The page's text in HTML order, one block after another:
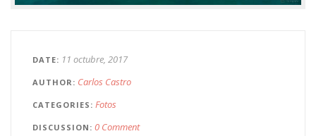
DATE 11 octubre, 2017
AUTHOR Carlos Castro
CATEGORIES Fotos
DISCUSSION 0 Comment